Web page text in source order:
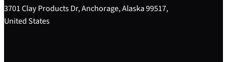
3701 Clay Products Dr, Anchorage, Alaska 99517,
United States